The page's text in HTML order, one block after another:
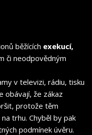
běžících exekucí,
či neodpovědným
v televizi, rádiu, tisku
obávají, že zákaz
protože těm
trhu. Chyběl by pak
podmínek úvěru.